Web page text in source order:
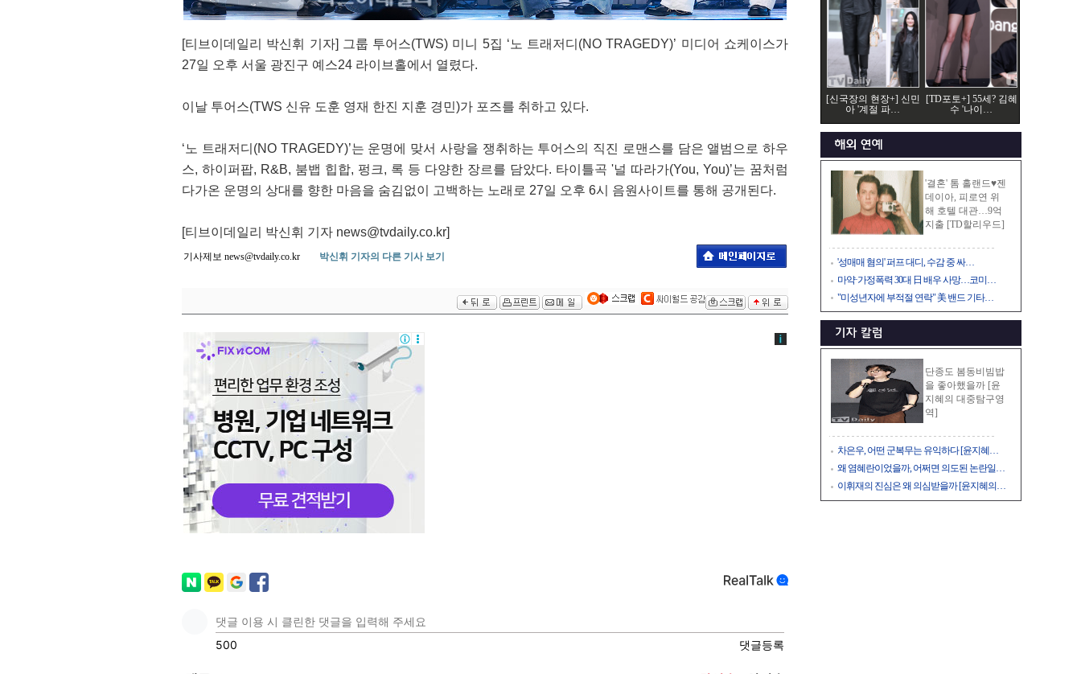
[티브이데일리 박신휘 기자] 그룹 투어스(TWS) 미니 5집 ‘노 트래저디(NO TRAGEDY)’ 미디어 쇼케이스가
27일 오후 서울 광진구 예스24 라이브홀에서 열렸다.
이날 투어스(TWS 신유 도훈 영재 한진 지훈 경민)가 포즈를 취하고 있다.
‘노 트래저디(NO TRAGEDY)’는 운명에 맞서 사랑을 쟁취하는 투어스의 직진 로맨스를 담은 앨범으로 하우
스, 하이퍼팝, R&B, 붐뱁 힙합, 펑크, 록 등 다양한 장르를 담았다. 타이틀곡 '널 따라가(You, You)’는 꿈처럼
다가온 운명의 상대를 향한 마음을 숨김없이 고백하는 노래로 27일 오후 6시 음원사이트를 통해 공개된다.
[티브이데일리 박신휘 기자 news@tvdaily.co.kr]
기사제보 news@tvdaily.co.kr 박신휘 기자의 다른 기사 보기
[신국장의 현장+] 신민
아 '계절 파…
[TD포토+] 55세? 김혜
수 '나이…
'결혼' 톰 홀랜드♥젠
데이아, 피로연 위
해 호텔 대관…9억
지출 [TD할리우드]
'성매매 혐의' 퍼프 대디, 수감 중 싸…
마약·가정폭력 30대 日 배우 사망…코미…
"미성년자에 부적절 연락" 美 밴드 기타…
단종도 봄동비빔밥
을 좋아했을까 [윤
지혜의 대중탐구영
역]
차은우, 어떤 군복무는 유익하다 [윤지혜…
왜 염혜란이었을까, 어쩌면 의도된 논란일…
이휘재의 진심은 왜 의심받을까 [윤지혜의…